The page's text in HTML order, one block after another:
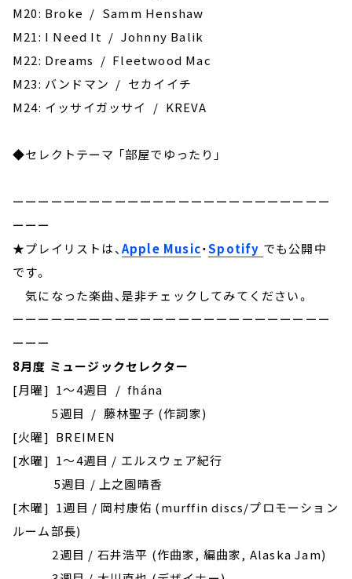
M20: Broke / Samm Henshaw
M21: I Need It / Johnny Balik
M22: Dreams / Fleetwood Mac
M23: バンドマン / セカイイチ
M24: イッサイガッサイ / KREVA
◆セレクトテーマ 「部屋でゆったり」
ーーーーーーーーーーーーーーーーーーーーーーーーー
ーーー
★プレイリストは、Apple Music・Spotify でも公開中
です。
気になった楽曲、是非チェックしてみてください。
ーーーーーーーーーーーーーーーーーーーーーーーーー
ーーー
8月度 ミュージックセレクター
[月曜] 1～4週目 / fhána
5週目 / 藤林聖子 (作詞家)
[火曜] BREIMEN
[水曜] 1～4週目 / エルスウェア紀行
5週目 / 上之園晴香
[木曜] 1週目 / 岡村康佑 (murffin discs/プロモーション
ルーム部長)
2週目 / 石井浩平 (作曲家, 編曲家, Alaska Jam)